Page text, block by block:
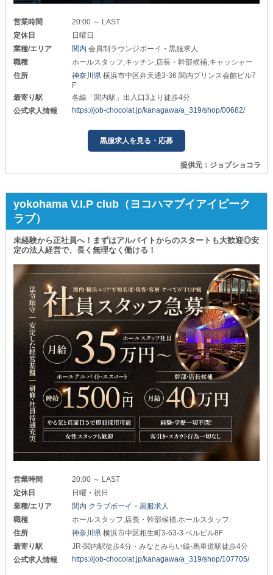
営業時間
20:00 ～ LAST
定休日
日曜日
業種/エリア
関内会員制ラウンジボーイ・黒服求人
職種
ホールスタッフ,キッチン,店長・幹部候補,キャッシャー
住所
神奈川県横浜市中区弁天通3-36 関内プリンス会館ビル7
F
最寄り駅
各線「関内駅」出入口3より徒歩4分
公式求人情報
https://job-chocolat.jp/kanagawa/a_319/shop/00682/
黒服求人を見る・応募
提供元：ジョブショコラ
yokohama V.I.P club（ヨコハマブイアイピーク
ラブ）
未経験から正社員へ！まずはアルバイトからのスタートも大歓迎◎安
定の法人経営で、長く無理なく働ける！
営業時間
20:00 ～ LAST
定休日
日曜・祝日
業種/エリア
関内 クラブボーイ・黒服求人
職種
ホールスタッフ,店長・幹部候補,ホールスタッフ
住所
神奈川県横浜市中区相生町3-63-3 ベルビル8F
最寄り駅
JR-関内駅徒歩4分・みなとみらい線-馬車道駅徒歩4分
公式求人情報
https://job-chocolat.jp/kanagawa/a_319/shop/107705/